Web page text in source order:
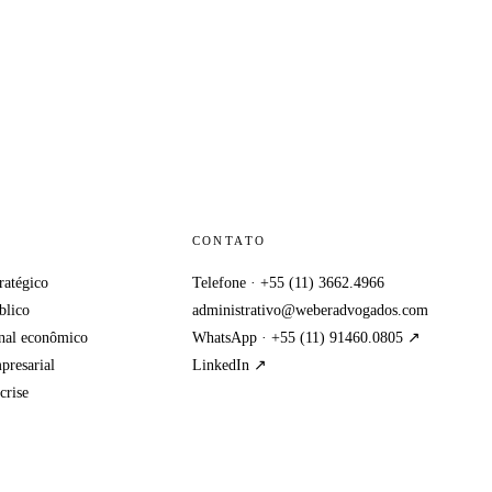
econômico
CONTATO
Telefone· +55 (11) 3662.4966
administrativo@weberadvogados.com
WhatsApp · +55 (11) 91460.0805↗
LinkedIn ↗